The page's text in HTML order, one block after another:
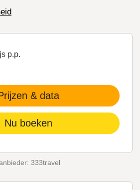
p.p.
& data
Nu boeken
333travel